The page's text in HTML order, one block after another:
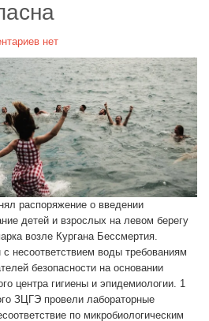
нет
распоряжение о введении
детей и взрослых на левом берегу
возле Кургана Бессмертия.
несоответствием воды требованиям
безопасности на основании
центра гигиены и эпидемиологии. 1
ЗЦГЭ провели лабораторные
по микробиологическим